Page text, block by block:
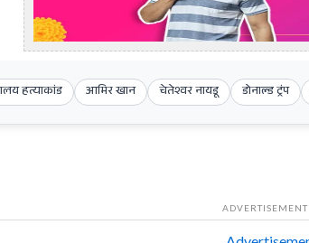
हत्याकांड आमिर खान चेतेश्वर नायडू डोनाल्ड ट्रंप
ADVERTISEMENT